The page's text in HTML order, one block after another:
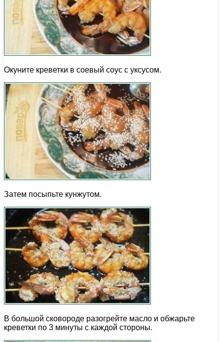
Окуните креветки в соевый соус с уксусом.
Затем посыпьте кунжутом.
В большой сковороде разогрейте масло и обжарьте
креветки по 3 минуты с каждой стороны.